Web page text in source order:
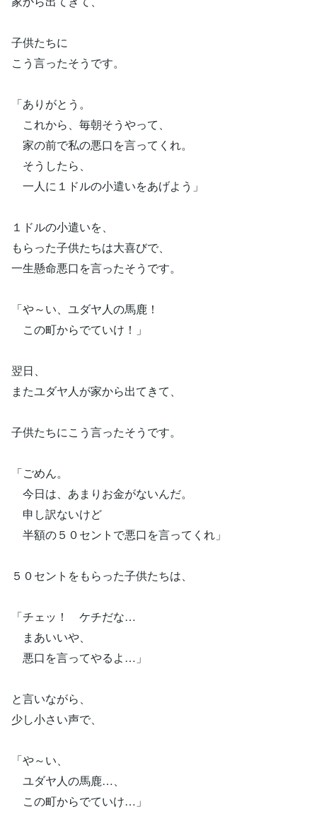
子供たちに
こう言ったそうです。
「ありがとう。
これから、毎朝そうやって、
家の前で私の悪口を言ってくれ。
そうしたら、
一人に１ドルの小遣いをあげよう」
１ドルの小遣いを、
もらった子供たちは大喜びで、
一生懸命悪口を言ったそうです。
「や～い、ユダヤ人の馬鹿！
この町からでていけ！」
翌日、
またユダヤ人が家から出てきて、
子供たちにこう言ったそうです。
「ごめん。
今日は、あまりお金がないんだ。
申し訳ないけど
半額の５０セントで悪口を言ってくれ」
５０セントをもらった子供たちは、
「チェッ！ ケチだな…
まあいいや、
悪口を言ってやるよ…」
と言いながら、
少し小さい声で、
「や～い、
ユダヤ人の馬鹿…、
この町からでていけ…」